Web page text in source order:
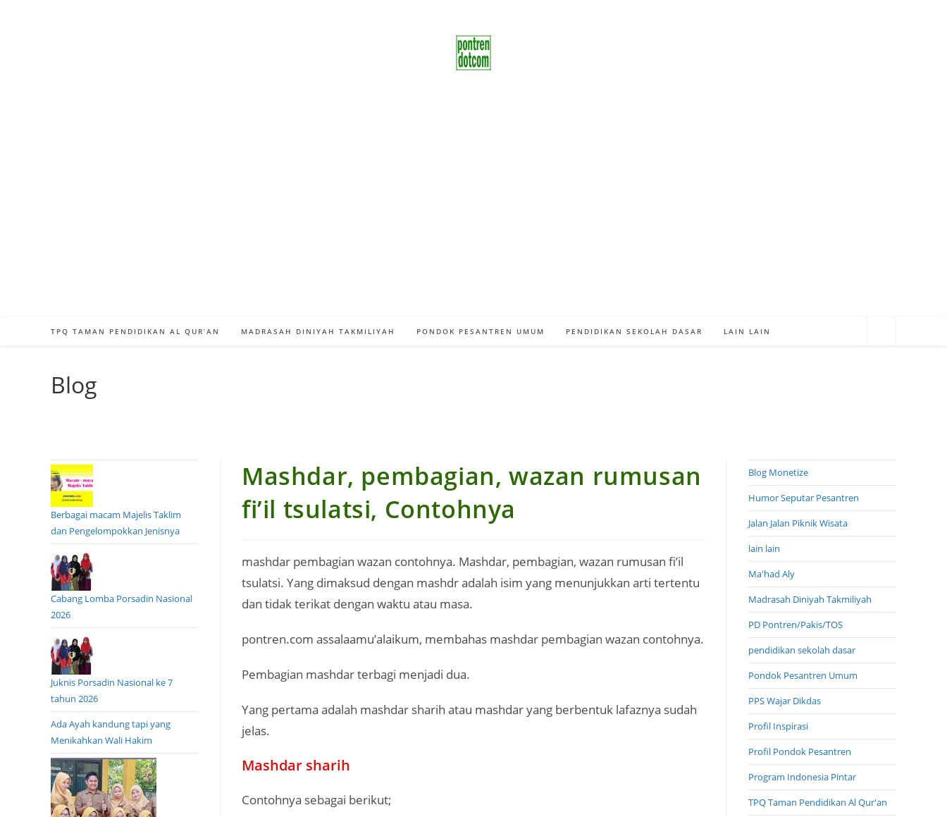
TPQ TAMAN PENDIDIKAN AL QUR’AN MADRASAH DINIYAH TAKMILIYAH PONDOK PESANTREN UMUM PENDIDIKAN SEKOLAH DASAR LAIN LAIN
Blog
Mashdar, pembagian, wazan rumusan
fi’il tsulatsi, Contohnya
mashdar pembagian wazan contohnya. Mashdar, pembagian, wazan rumusan fi’il
tsulatsi. Yang dimaksud dengan mashdr adalah isim yang menunjukkan arti tertentu
dan tidak terikat dengan waktu atau masa.
pontren.com assalaamu’alaikum, membahas mashdar pembagian wazan contohnya.
Pembagian mashdar terbagi menjadi dua.
Yang pertama adalah mashdar sharih atau mashdar yang berbentuk lafaznya sudah
jelas.
Mashdar sharih
Contohnya sebagai berikut;
Berbagai macam Majelis Taklim
dan Pengelompokkan Jenisnya
Cabang Lomba Porsadin Nasional
2026
Juknis Porsadin Nasional ke 7
tahun 2026
Ada Ayah kandung tapi yang
Menikahkan Wali Hakim
Blog Monetize
Humor Seputar Pesantren
Jalan Jalan Piknik Wisata
lain lain
Ma'had Aly
Madrasah Diniyah Takmiliyah
PD Pontren/Pakis/TOS
pendidikan sekolah dasar
Pondok Pesantren Umum
PPS Wajar Dikdas
Profil Inspirasi
Profil Pondok Pesantren
Program Indonesia Pintar
TPQ Taman Pendidikan Al Qur'an